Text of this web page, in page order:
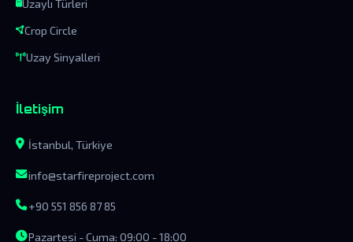
Uzaylı Türleri
Crop Circle
Uzay Sinyalleri
İletişim
İstanbul, Türkiye
info@starfireproject.com
+90 551 856 87 85
Pazartesi - Cuma: 09:00 - 18:00